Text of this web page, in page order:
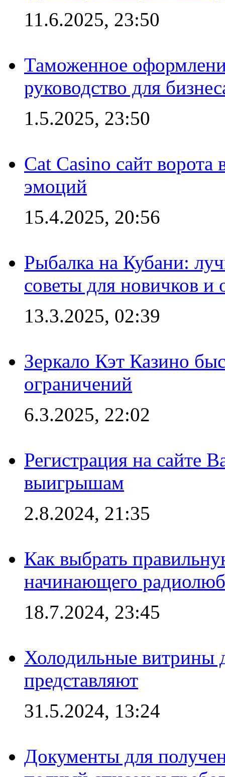
11.6.2025, 23:50
Таможенное
руководство для
1.5.2025, 23:50
Cat Casino сайт
эмоций
15.4.2025, 20:56
Рыбалка на Кубани:
советы для новичков
13.3.2025, 02:39
Зеркало Кэт Казино
ограничений
6.3.2025, 22:02
Регистрация на сайте
выигрышам
2.8.2024, 21:35
Как выбрать
начинающего
18.7.2024, 23:45
Холодильные витрины
представляют
31.5.2024, 13:24
Документы для